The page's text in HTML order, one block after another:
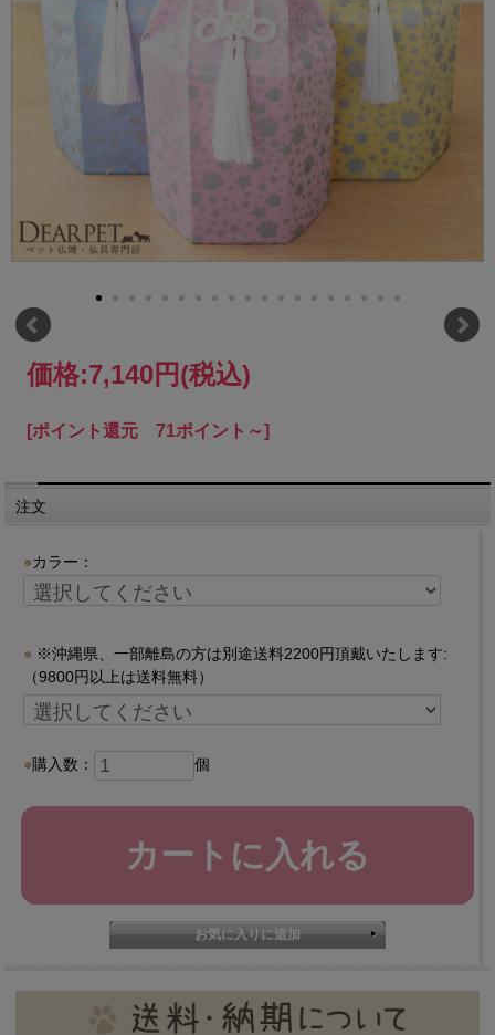
価格:7,140円(税込)
[ポイント還元 71ポイント～]
注文
カラー：
※沖縄県、一部離島の方は別途送料2200円頂戴いたします:
（9800円以上は送料無料）
購入数： 個